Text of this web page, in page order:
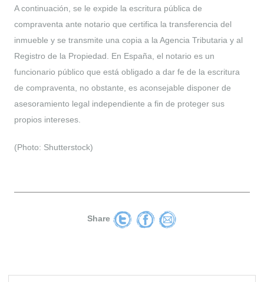
A continuación, se le expide la escritura pública de
compraventa ante notario que certifica la transferencia del
inmueble y se transmite una copia a la Agencia Tributaria y al
Registro de la Propiedad. En España, el notario es un
funcionario público que está obligado a dar fe de la escritura
de compraventa, no obstante, es aconsejable disponer de
asesoramiento legal independiente a fin de proteger sus
propios intereses.
(Photo: Shutterstock)
Share